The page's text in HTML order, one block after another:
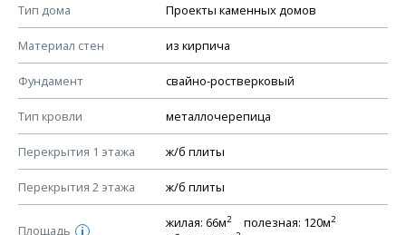
Тип дома Проекты каменных домов
Материал стен из кирпича
Фундамент свайно-ростверковый
Тип кровли металлочерепица
Перекрытия 1 этажа ж/б плиты
Перекрытия 2 этажа ж/б плиты
Площадь i
жилая: 66м2 полезная: 120м2
Смотрите советы по выбору материала в нашем
КОНСТРУКТИВНЫЕ РЕШЕНИЯ (КР)
Ведомость рабочих чертежей основного комплекта КР
План фундамента
Устройство фундамента, спецификация материалов
Планы перекрытий этажей, спецификация элементов
Устройство перекрытий
Устройство стен